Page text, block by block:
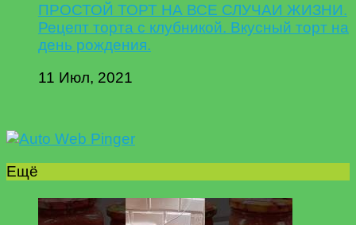
ПРОСТОЙ ТОРТ НА ВСЕ СЛУЧАИ ЖИЗНИ.
Рецепт торта с клубникой. Вкусный торт на
день рождения.
11 Июл, 2021
Ещё